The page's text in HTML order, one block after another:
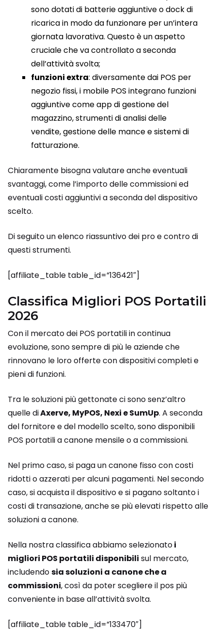
sono dotati di batterie aggiuntive o dock di
ricarica in modo da funzionare per un’intera
giornata lavorativa. Questo è un aspetto
cruciale che va controllato a seconda
dell’attività svolta;
funzioni extra: diversamente dai POS per
negozio fissi, i mobile POS integrano funzioni
aggiuntive come app di gestione del
magazzino, strumenti di analisi delle
vendite, gestione delle mance e sistemi di
fatturazione.
Chiaramente bisogna valutare anche eventuali
svantaggi, come l’importo delle commissioni ed
eventuali costi aggiuntivi a seconda del dispositivo
scelto.
Di seguito un elenco riassuntivo dei pro e contro di
questi strumenti.
[affiliate_table table_id=”136421″]
Classifica Migliori POS Portatili
2026
Con il mercato dei POS portatili in continua
evoluzione, sono sempre di più le aziende che
rinnovano le loro offerte con dispositivi completi e
pieni di funzioni.
Tra le soluzioni più gettonate ci sono senz’altro
quelle diAxerve, MyPOS, Nexi e SumUp. A seconda
del fornitore e del modello scelto, sono disponibili
POS portatili a canone mensile o a commissioni.
Nel primo caso, si paga un canone fisso con costi
ridotti o azzerati per alcuni pagamenti. Nel secondo
caso, si acquista il dispositivo e si pagano soltanto i
costi di transazione, anche se più elevati rispetto alle
soluzioni a canone.
Nella nostra classifica abbiamo selezionatoi
migliori POS portatili disponibili sul mercato,
includendosia soluzioni a canone che a
commissioni, così da poter scegliere il pos più
conveniente in base all’attività svolta.
[affiliate_table table_id=”133470″]